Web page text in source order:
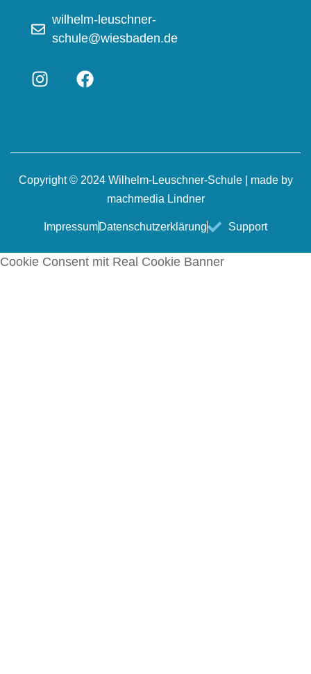
wilhelm-leuschner-
schule@wiesbaden.de
Copyright © 2024 Wilhelm-Leuschner-Schule | made by
machmedia Lindner
ImpressumDatenschutzerklärung Support
Cookie Consent mit Real Cookie Banner